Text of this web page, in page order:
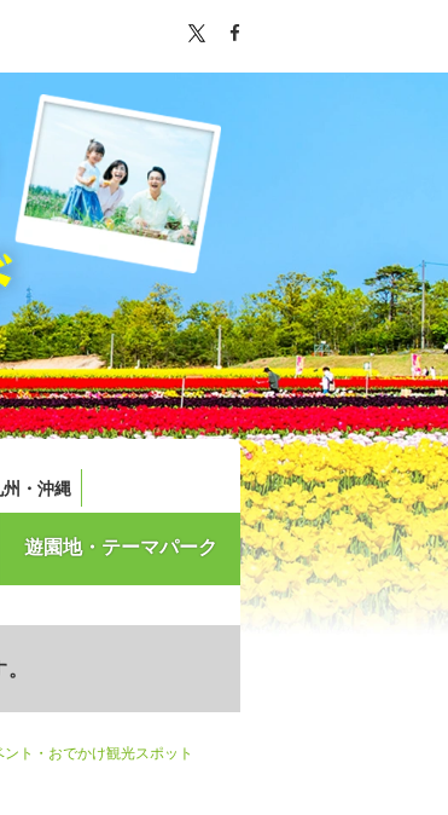
州・沖縄
遊園地・テーマパーク
ト・おでかけ観光スポット